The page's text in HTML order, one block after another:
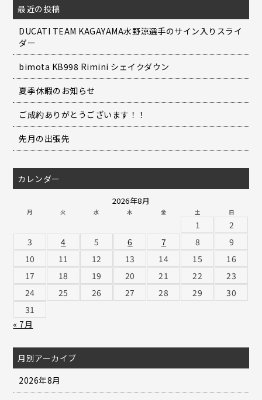
最近の投稿
DUCATI TEAM KAGAYAMA水野涼選手のサイン入りスライ
ダー
bimota KB998 Rimini シェイクダウン
夏季休暇のお知らせ
ご成約ありがとうございます！！
先月の出張先
カレンダー
2026年8月
月 火 水 木 金 土 日
1
2
3
4 5 6 7 8
9
10
11 12 13 14 15
16
17
18 19 20 21 22
23
24
25 26 27 28 29
30
31
« 7月
月別アーカイブ
2026年8月